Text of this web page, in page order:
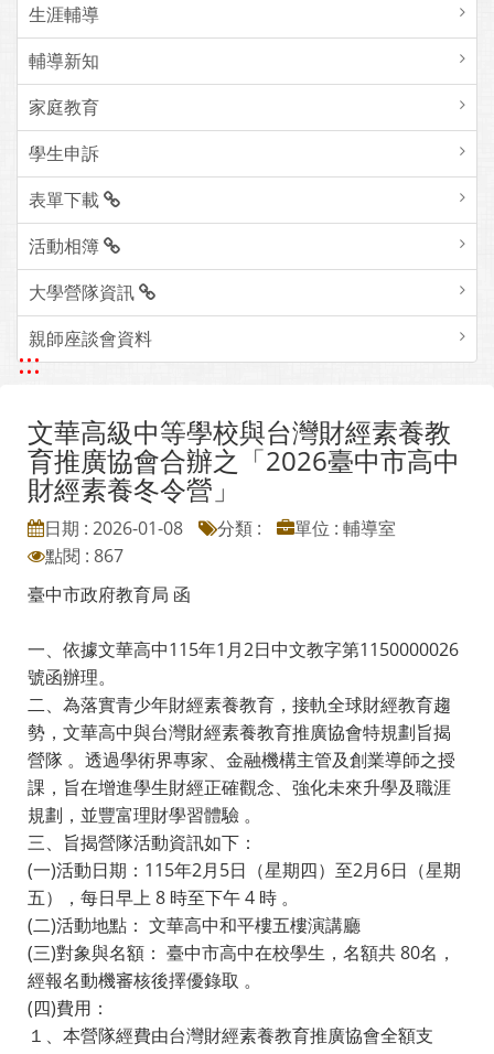
生涯輔導
輔導新知
家庭教育
學生申訴
表單下載
活動相簿
大學營隊資訊
親師座談會資料
:::
文華高級中等學校與台灣財經素養教
育推廣協會合辦之「2026臺中市高中
財經素養冬令營」
日期 : 2026-01-08 分類 :
單位 : 輔導室
點閱 : 867
臺中市政府教育局 函
一、依據文華高中115年1月2日中文教字第1150000026
號函辦理。
二、為落實青少年財經素養教育，接軌全球財經教育趨
勢，文華高中與台灣財經素養教育推廣協會特規劃旨揭
營隊 。透過學術界專家、金融機構主管及創業導師之授
課，旨在增進學生財經正確觀念、強化未來升學及職涯
規劃，並豐富理財學習體驗 。
三、旨揭營隊活動資訊如下：
(一)活動日期：115年2月5日（星期四）至2月6日（星期
五），每日早上 8 時至下午 4 時 。
(二)活動地點： 文華高中和平樓五樓演講廳
(三)對象與名額： 臺中市高中在校學生，名額共 80名，
經報名動機審核後擇優錄取 。
(四)費用：
１、本營隊經費由台灣財經素養教育推廣協會全額支